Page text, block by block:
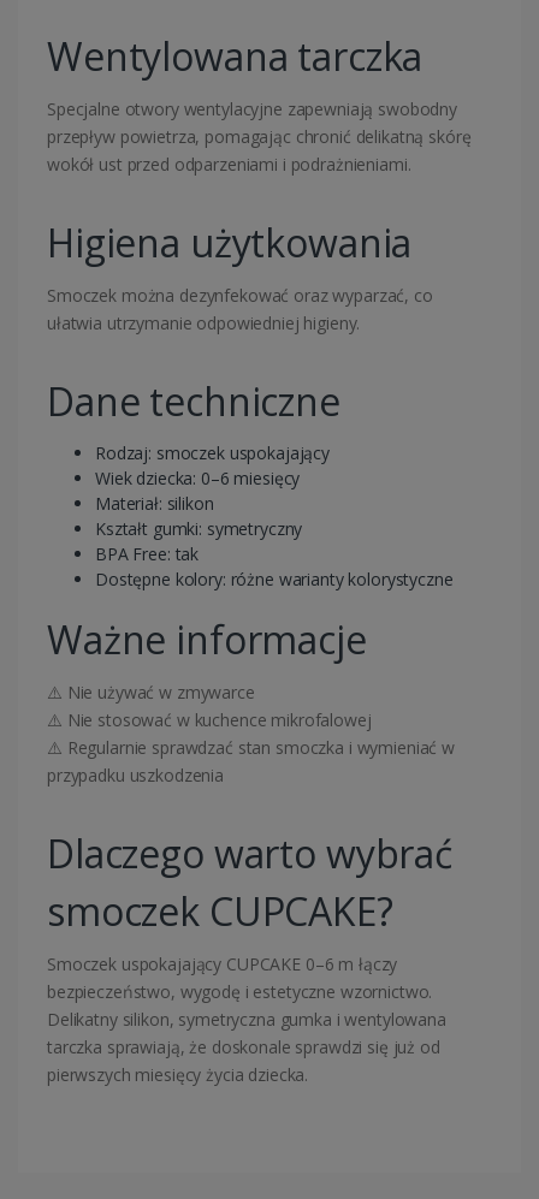
Wentylowana tarczka
Specjalne otwory wentylacyjne zapewniają swobodny
przepływ powietrza, pomagając chronić delikatną skórę
wokół ust przed odparzeniami i podrażnieniami.
Higiena użytkowania
Smoczek można dezynfekować oraz wyparzać, co
ułatwia utrzymanie odpowiedniej higieny.
Dane techniczne
Rodzaj: smoczek uspokajający
Wiek dziecka: 0–6 miesięcy
Materiał: silikon
Kształt gumki: symetryczny
BPA Free: tak
Dostępne kolory: różne warianty kolorystyczne
Ważne informacje
⚠️ Nie używać w zmywarce
⚠️ Nie stosować w kuchence mikrofalowej
⚠️ Regularnie sprawdzać stan smoczka i wymieniać w
przypadku uszkodzenia
Dlaczego warto wybrać
smoczek CUPCAKE?
Smoczek uspokajający CUPCAKE 0–6 m łączy
bezpieczeństwo, wygodę i estetyczne wzornictwo.
Delikatny silikon, symetryczna gumka i wentylowana
tarczka sprawiają, że doskonale sprawdzi się już od
pierwszych miesięcy życia dziecka.